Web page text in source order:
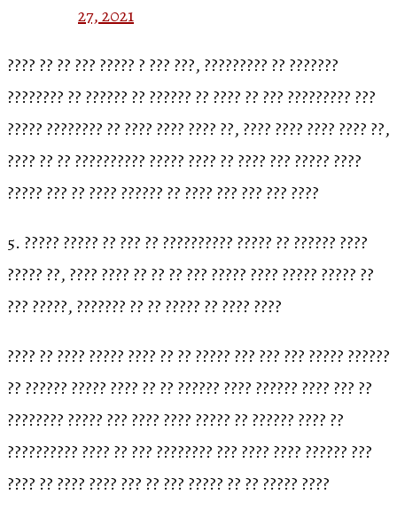
27, 2021
???? ?? ?? ??? ????? ? ??? ???, ????????? ?? ???????
???????? ?? ?????? ?? ?????? ?? ???? ?? ??? ????????? ???
????? ???????? ?? ???? ???? ???? ??, ???? ???? ???? ???? ??,
???? ?? ?? ?????????? ????? ???? ?? ???? ??? ????? ????
????? ??? ?? ???? ?????? ?? ???? ??? ??? ??? ????
5. ????? ????? ?? ??? ?? ?????????? ????? ?? ?????? ????
????? ??, ???? ???? ?? ?? ?? ??? ????? ???? ????? ????? ??
??? ?????, ??????? ?? ?? ????? ?? ???? ????
???? ?? ???? ????? ???? ?? ?? ????? ??? ??? ??? ????? ??????
?? ?????? ????? ???? ?? ?? ?????? ???? ?????? ???? ??? ??
???????? ????? ??? ???? ???? ????? ?? ?????? ???? ??
?????????? ???? ?? ??? ???????? ??? ???? ???? ?????? ???
???? ?? ???? ???? ??? ?? ??? ????? ?? ?? ????? ????